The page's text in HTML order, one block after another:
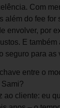
Com
além do fee for
envolver, por
E também
seguro para as
entre o
ao cliente: eu